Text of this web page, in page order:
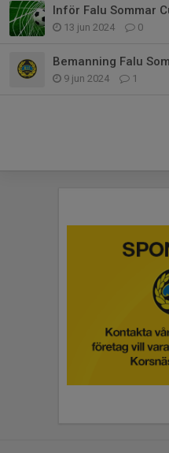
Inför Falu Sommar
13 jun 2024 0
Bemanning Falu
9 jun 2024 1